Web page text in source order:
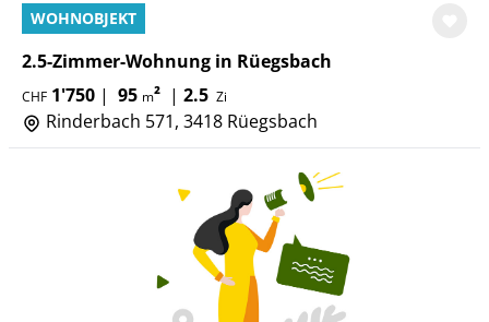
WOHNOBJEKT
2.5-Zimmer-Wohnung in Rüegsbach
CHF 1'750 | 95 m² | 2.5 Zi
Rinderbach 571, 3418 Rüegsbach